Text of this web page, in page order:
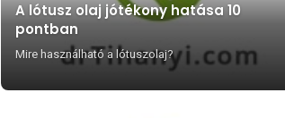
A lótusz olaj jótékony hatása 10
pontban
Mire használható a lótuszolaj?